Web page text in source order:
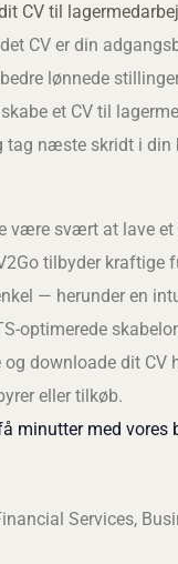
CV til
CV er din
lønnede
et CV til
tag næste skridt i din
være svært at lave et
tilbyder kraftige
— herunder en
optimerede
downloade dit CV
eller tilkøb.
minutter med vores
Services,